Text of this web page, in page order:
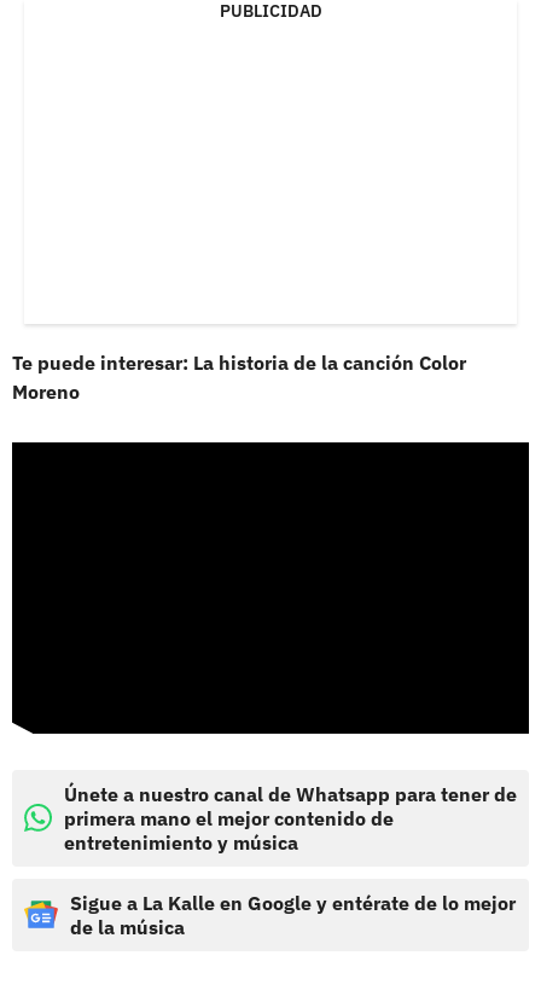
PUBLICIDAD
Te puede interesar: La historia de la canción Color
Moreno
Únete a nuestro canal de Whatsapp para tener de
primera mano el mejor contenido de
entretenimiento y música
Sigue a La Kalle en Google y entérate de lo mejor
de la música